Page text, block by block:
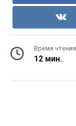
Время чтения
12 мин.